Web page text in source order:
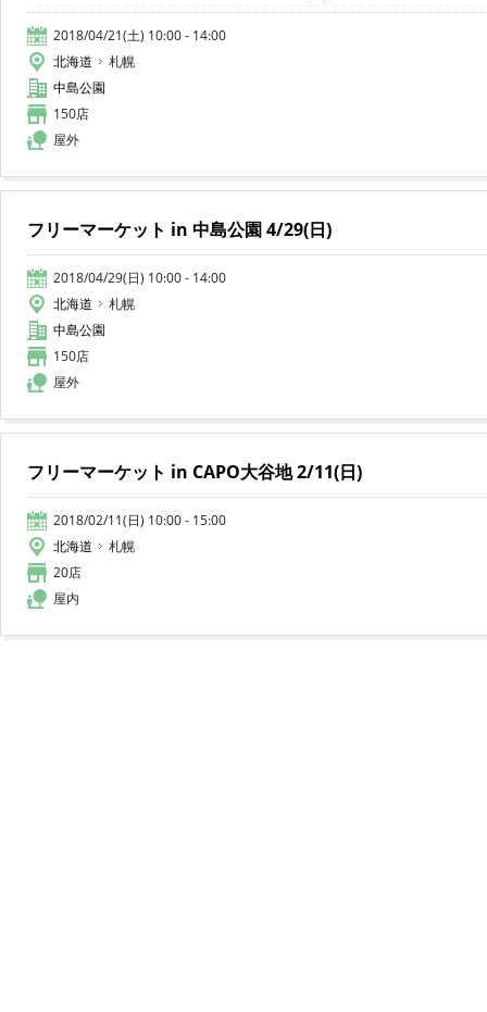
2018/04/21(土) 10:00 - 14:00
北海道
札幌
中島公園
150店
屋外
フリーマーケット in 中島公園 4/29(日)
2018/04/29(日) 10:00 - 14:00
北海道
札幌
中島公園
150店
屋外
フリーマーケット in CAPO大谷地 2/11(日)
2018/02/11(日) 10:00 - 15:00
北海道
札幌
20店
屋内